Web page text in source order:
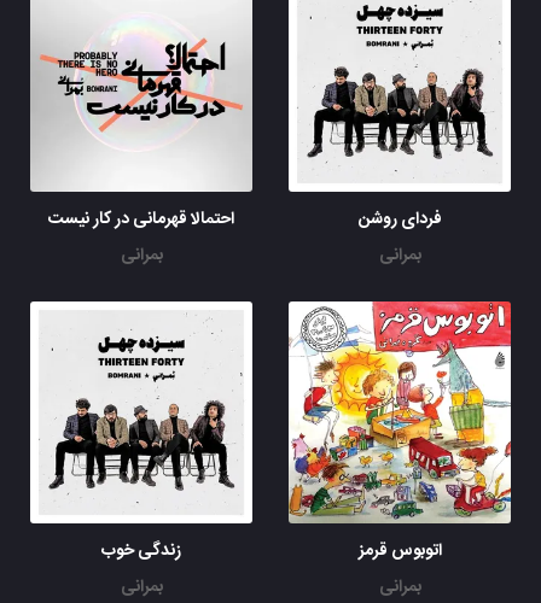
فردای روشن
بمرانی
احتمالا قهرمانی در کار نیست
بمرانی
اتوبوس قرمز
بمرانی
زندگی خوب
بمرانی